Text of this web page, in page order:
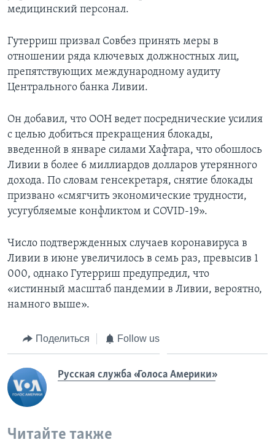
медицинский персонал.
Гутерриш призвал Совбез принять меры в
отношении ряда ключевых должностных лиц,
препятствующих международному аудиту
Центрального банка Ливии.
Он добавил, что ООН ведет посреднические усилия
с целью добиться прекращения блокады,
введенной в январе силами Хафтара, что обошлось
Ливии в более 6 миллиардов долларов утерянного
дохода. По словам генсекретаря, снятие блокады
призвано «смягчить экономические трудности,
усугубляемые конфликтом и COVID-19».
Число подтвержденных случаев коронавируса в
Ливии в июне увеличилось в семь раз, превысив 1
000, однако Гутерриш предупредил, что
«истинный масштаб пандемии в Ливии, вероятно,
намного выше».
Поделиться Follow us
Русская служба «Голоса Америки»
Читайте также